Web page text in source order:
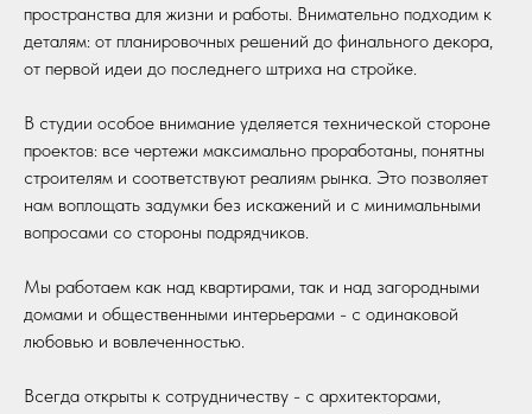
пространства для жизни и работы. Внимательно подходим к
деталям: от планировочных решений до финального декора,
от первой идеи до последнего штриха на стройке.
В студии особое внимание уделяется технической стороне
проектов: все чертежи максимально проработаны, понятны
строителям и соответствуют реалиям рынка. Это позволяет
нам воплощать задумки без искажений и с минимальными
вопросами со стороны подрядчиков.
Мы работаем как над квартирами, так и над загородными
домами и общественными интерьерами - с одинаковой
любовью и вовлеченностью.
Всегда открыты к сотрудничеству - с архитекторами,